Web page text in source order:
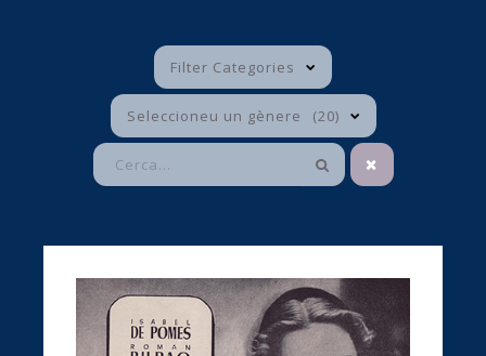
Filter Categories
Seleccioneu un gènere 20